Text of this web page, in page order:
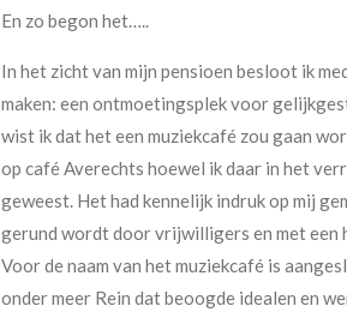
En zo begon het…..
In het zicht van mijn pensioen besloot ik
maken: een ontmoetingsplek voor
wist ik dat het een muziekcafé zou gaan
op café Averechts hoewel ik daar in het
geweest. Het had kennelijk indruk op mij
gerund wordt door vrijwilligers en met een
Voor de naam van het muziekcafé is
onder meer Rein dat beoogde idealen en